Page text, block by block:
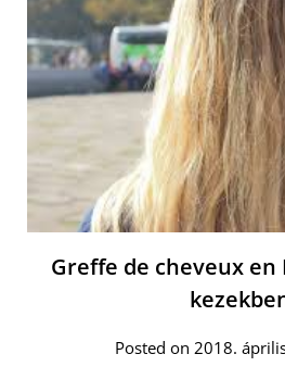
Greffe de cheveux
Posted on 2018.